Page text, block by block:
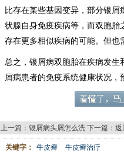
比存在某些基因变异，部分银
状腺自身免疫疾病等，而双胞胎
存在更多相似疾病的可能。但也
总之，银屑病双胞胎在疾病发生
屑病患者的免疫系统健康状况，
上一篇： 银屑病头屑怎么洗 下一篇： 返
关键字： 牛皮癣 牛皮癣治疗